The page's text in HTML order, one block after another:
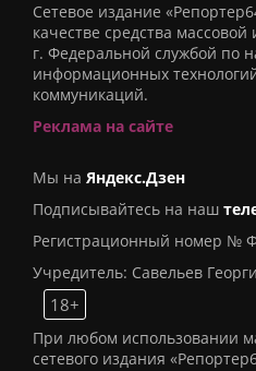
Сетевое издание
качестве средства
г. Федеральной службой по
информационных
коммуникаций.
Реклама на сайте
Мы на Яндекс.Дзен
Подписывайтесь на наш
Регистрационный номер №
Учредитель: Савельев
18+
При любом использовании
сетевого издания